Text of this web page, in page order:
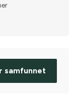
samfunnet